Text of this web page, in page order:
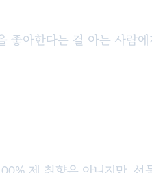
좋아한다는 걸 아는 사람